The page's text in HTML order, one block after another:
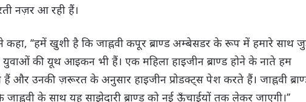
नज़र आ रही हैं।
‘‘हमें खुशी है कि जाह्नवी कपूर ब्राण्ड अम्बेसडर के रूप में हमारे साथ
युवाओं की यूथ आइकन भी हैं। एक महिला हाइजीन ब्राण्ड होने के नाते हम
उनकी ज़रूरत के अनुसार हाइजीन प्रोडक्ट्स पेश करते हैं। जाह्नवी
के साथ यह साझेदारी ब्राण्ड को नई ऊँचाईयों तक लेकर जाएगी।’’